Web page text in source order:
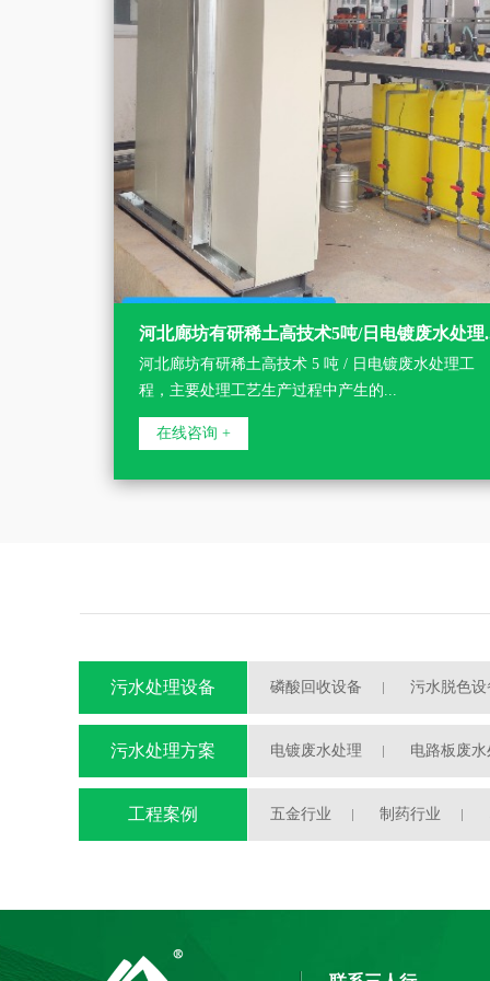
河北廊坊有研稀土高技术5吨/日电镀废水处理...
河北廊坊有研稀土高技术 5 吨 / 日电镀废水处理工
程，主要处理工艺生产过程中产生的...
在线咨询 +
污水处理设备 磷酸回收设备 污水脱色设
污水处理自动加药装置
污水处理方案 电镀废水处理 电路板废水
半导体废水处理
工程案例 五金行业 制药行业